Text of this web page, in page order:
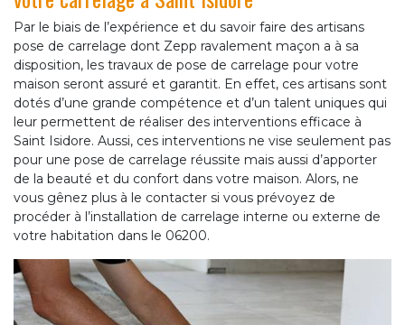
Par le biais de l’expérience et du savoir faire des artisans
pose de carrelage dont Zepp ravalement maçon a à sa
disposition, les travaux de pose de carrelage pour votre
maison seront assuré et garantit. En effet, ces artisans sont
dotés d’une grande compétence et d’un talent uniques qui
leur permettent de réaliser des interventions efficace à
Saint Isidore. Aussi, ces interventions ne vise seulement pas
pour une pose de carrelage réussite mais aussi d’apporter
de la beauté et du confort dans votre maison. Alors, ne
vous gênez plus à le contacter si vous prévoyez de
procéder à l’installation de carrelage interne ou externe de
votre habitation dans le 06200.